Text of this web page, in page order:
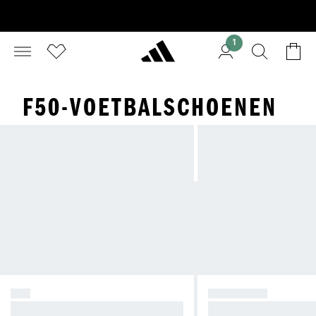
1
F50-VOETBALSCHOENEN